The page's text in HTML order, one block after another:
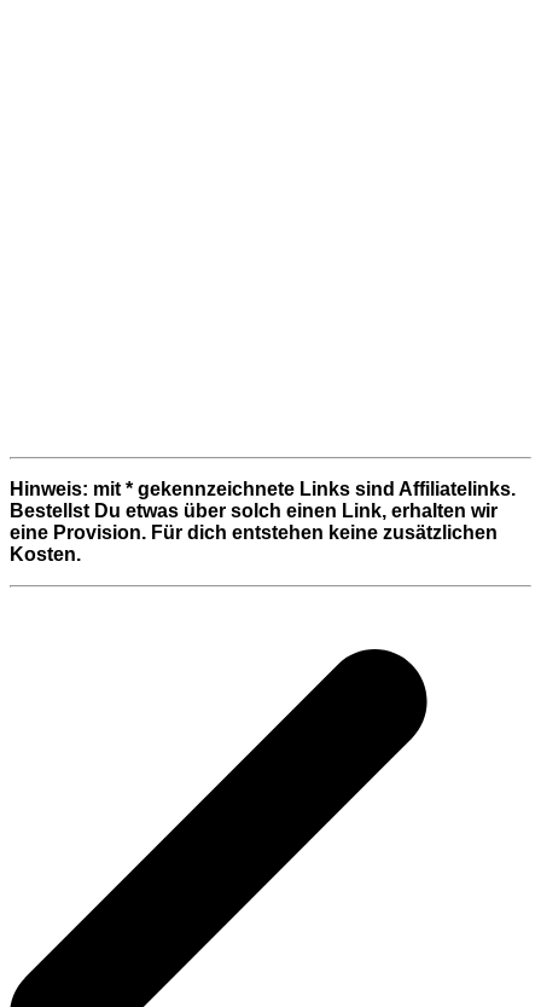
Hinweis: mit * gekennzeichnete Links sind Affiliatelinks.
Bestellst Du etwas über solch einen Link, erhalten wir
eine Provision. Für dich entstehen keine zusätzlichen
Kosten.